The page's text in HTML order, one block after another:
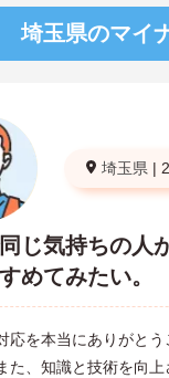
埼玉県のマイ
埼玉県 |
じ気持ちの人
めてみたい。
応を本当にありがとう
た、知識と技術を向